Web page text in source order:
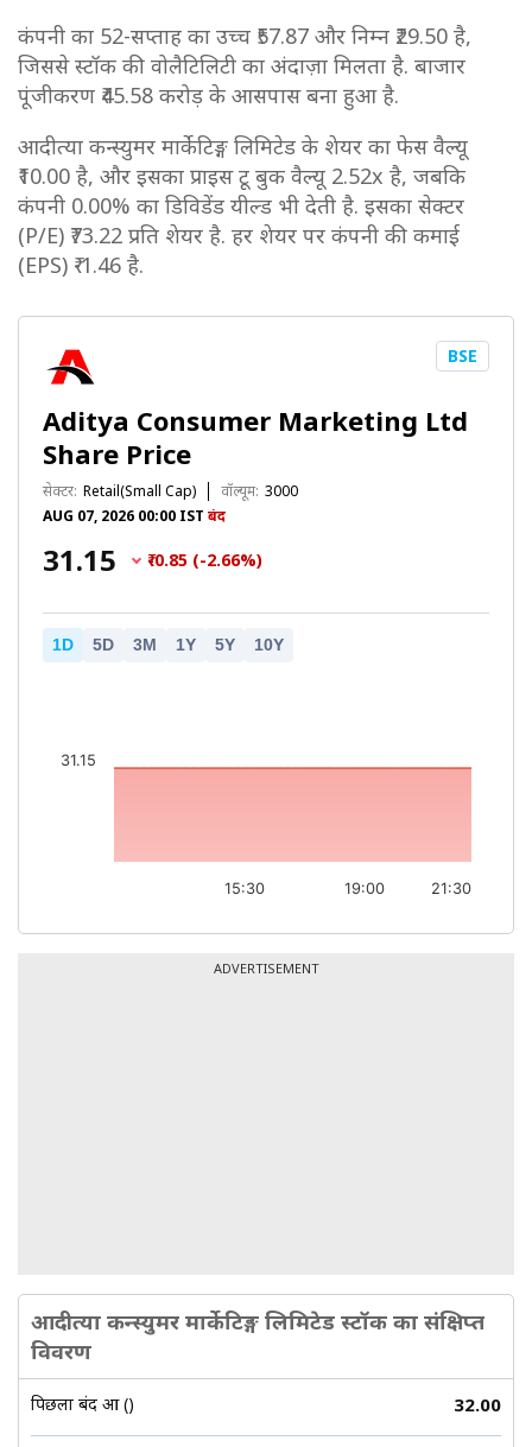
कंपनी का 52-सप्ताह का उच्च ₹57.87 और निम्न ₹29.50 है,
जिससे स्टॉक की वोलैटिलिटी का अंदाज़ा मिलता है. बाजार
पूंजीकरण ₹45.58 करोड़ के आसपास बना हुआ है.
आदीत्या कन्स्युमर मार्केटिङ्ग लिमिटेड के शेयर का फेस वैल्यू
₹10.00 है, और इसका प्राइस टू बुक वैल्यू 2.52x है, जबकि
कंपनी 0.00% का डिविडेंड यील्ड भी देती है. इसका सेक्टर
(P/E) ₹73.22 प्रति शेयर है. हर शेयर पर कंपनी की कमाई
(EPS) ₹-1.46 है.
Aditya Consumer Marketing Ltd
Share Price
सेक्टर: Retail(Small Cap) वॉल्यूम: 3000
AUG 07, 2026 00:00 IST बंद
BSE
₹31.15 ₹-0.85 (-2.66%)
1D 5D 3M 1Y 5Y 10Y
21:30
15:30 19:00
31.15
ADVERTISEMENT
आदीत्या कन्स्युमर मार्केटिङ्ग लिमिटेड स्टॉक का संक्षिप्त
विवरण
पिछला बंद हुआ (₹) 32.00